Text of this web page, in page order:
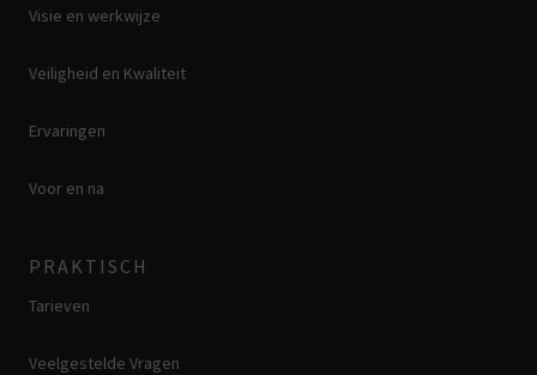
Visie en werkwijze
Veiligheid en Kwaliteit
Ervaringen
Voor en na
PRAKTISCH
Tarieven
Veelgestelde Vragen